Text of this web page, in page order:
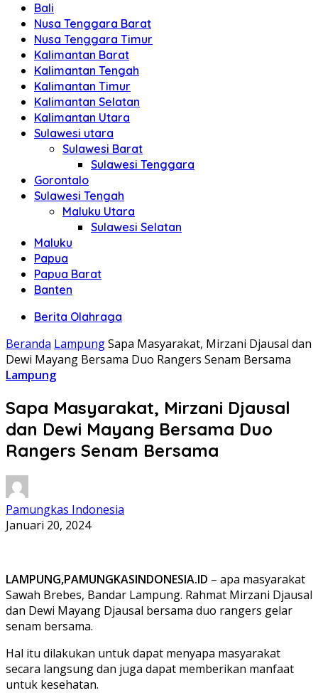
Bali
Nusa Tenggara Barat
Nusa Tenggara Timur
Kalimantan Barat
Kalimantan Tengah
Kalimantan Timur
Kalimantan Selatan
Kalimantan Utara
Sulawesi utara
Sulawesi Barat
Sulawesi Tenggara
Gorontalo
Sulawesi Tengah
Maluku Utara
Sulawesi Selatan
Maluku
Papua
Papua Barat
Banten
Berita Olahraga
Beranda LampungSapa Masyarakat, Mirzani Djausal dan
Dewi Mayang Bersama Duo Rangers Senam Bersama
Lampung
Sapa Masyarakat, Mirzani Djausal
dan Dewi Mayang Bersama Duo
Rangers Senam Bersama
Pamungkas Indonesia
Januari 20, 2024
LAMPUNG,PAMUNGKASINDONESIA.ID – apa masyarakat
Sawah Brebes, Bandar Lampung. Rahmat Mirzani Djausal
dan Dewi Mayang Djausal bersama duo rangers gelar
senam bersama.
Hal itu dilakukan untuk dapat menyapa masyarakat
secara langsung dan juga dapat memberikan manfaat
untuk kesehatan.